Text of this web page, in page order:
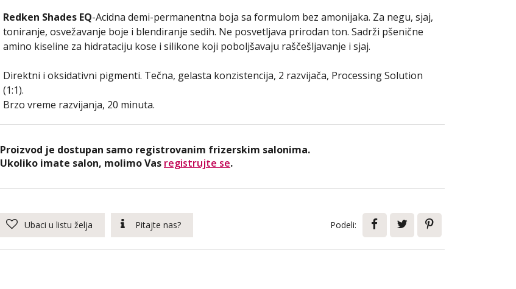
Redken Shades EQ-Acidna demi-permanentna boja sa formulom bez amonijaka. Za negu, sjaj,
toniranje, osvežavanje boje i blendiranje sedih. Ne posvetljava prirodan ton. Sadrži pšenične
amino kiseline za hidrataciju kose i silikone koji poboljšavaju raščešljavanje i sjaj.
Direktni i oksidativni pigmenti. Tečna, gelasta konzistencija, 2 razvijača, Processing Solution
(1:1).
Brzo vreme razvijanja, 20 minuta.
Proizvod je dostupan samo registrovanim frizerskim salonima.
Ukoliko imate salon, molimo Vas registrujte se.
Ubaci u listu želja Pitajte nas? Podeli: